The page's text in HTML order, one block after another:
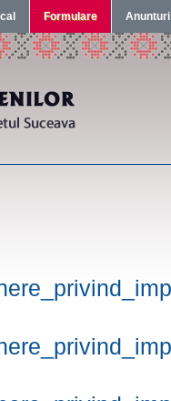
Formulare Anunturi